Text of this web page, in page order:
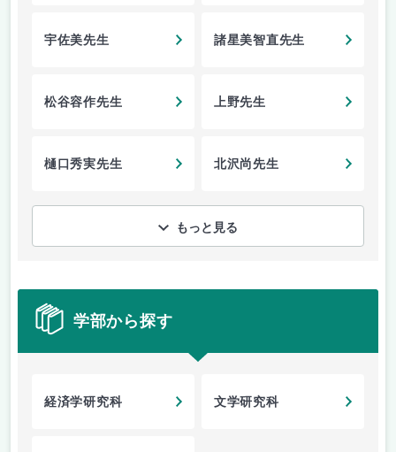
宇佐美先生 諸星美智直先生
松谷容作先生 上野先生
樋口秀実先生 北沢尚先生
もっと見る
学部から探す
経済学研究科 文学研究科